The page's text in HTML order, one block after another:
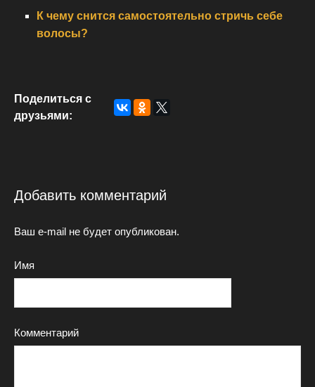
К чему снится самостоятельно стричь себе
волосы?
Поделиться с
друзьями:
Добавить комментарий
Ваш e-mail не будет опубликован.
Имя
Комментарий